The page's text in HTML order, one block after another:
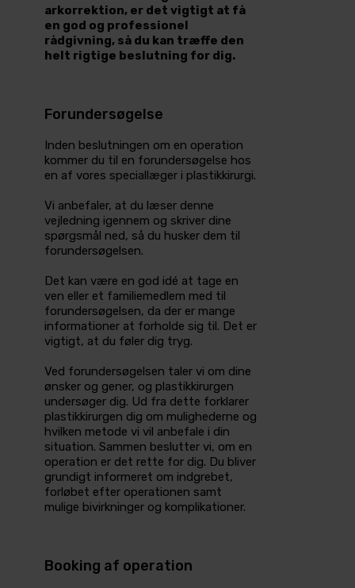
arkorrektion, er det vigtigt at få
en god og professionel
rådgivning, så du kan træffe den
helt rigtige beslutning for dig.
Forundersøgelse
Inden beslutningen om en operation
kommer du til en forundersøgelse hos
en af vores speciallæger i plastikkirurgi.
Vi anbefaler, at du læser denne
vejledning igennem og skriver dine
spørgsmål ned, så du husker dem til
forundersøgelsen.
Det kan være en god idé at tage en
ven eller et familiemedlem med til
forundersøgelsen, da der er mange
informationer at forholde sig til. Det er
vigtigt, at du føler dig tryg.
Ved forundersøgelsen taler vi om dine
ønsker og gener, og plastikkirurgen
undersøger dig. Ud fra dette forklarer
plastikkirurgen dig om mulighederne og
hvilken metode vi vil anbefale i din
situation. Sammen beslutter vi, om en
operation er det rette for dig. Du bliver
grundigt informeret om indgrebet,
forløbet efter operationen samt
mulige bivirkninger og komplikationer.
Booking af operation